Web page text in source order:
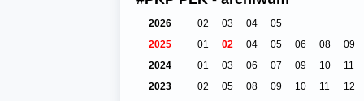
2026 02 03 04
05
2025
01 02 04 05 06 08
09
2024
01 03 06 07 09 10
11
2023
02 05 08 09 10 11
12